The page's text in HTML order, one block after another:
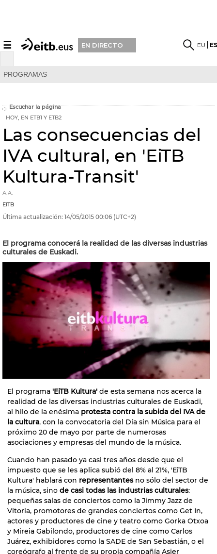
☰ EN DIRECTO EU
PROGRAMAS
Escuchar la página
HOY, EN ETB1 Y ETB2
Las consecuencias del
IVA cultural, en 'EiTB
Kultura-Transit'
A.A.
EITB
Última actualización: 14/05/2015 00:06 (UTC+2)
El programa conocerá la realidad de las diversas industrias
culturales de Euskadi.
El programa 'EiTB Kultura' de esta semana nos acerca la
realidad de las diversas industrias culturales de Euskadi,
al hilo de la enésima protesta contra la subida del IVA de
la cultura, con la convocatoria del Día sin Música para el
próximo 20 de mayo por parte de numerosas
asociaciones y empresas del mundo de la música.
Cuando han pasado ya casi tres años desde que el
impuesto que se les aplica subió del 8% al 21%, 'EiTB
Kultura' hablará con representantesno sólo del sector de
la música, sino de casi todas las industrias culturales:
pequeñas salas de conciertos como la Jimmy Jazz de
Vitoria, promotores de grandes conciertos como Get In,
actores y productores de cine y teatro como Gorka Otxoa
y Mireia Gabilondo, productores de cine como Carlos
Juárez, exhibidores como la SADE de San Sebastián, o el
coreógrafo al frente de su propia compañía Asier